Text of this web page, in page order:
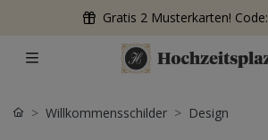
Gratis 2 Musterkarten! Code:
Willkommensschilder Design